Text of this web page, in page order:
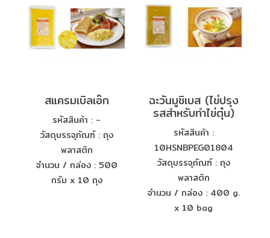
สแครมเบิลเอ๊ก
รหัสสินค้า : -
วัสดุบรรจุภัณฑ์ : ถุง
พลาสติก
จำนวน / กล่อง : 500
กรัม x 10 ถุง
ฉะวันมูชิเบส (ไข่ปรุง
รสสำหรับทำไข่ตุ๋น)
รหัสสินค้า :
10HSNBPEG01804
วัสดุบรรจุภัณฑ์ : ถุง
พลาสติก
จำนวน / กล่อง : 400 g.
x 10 bag